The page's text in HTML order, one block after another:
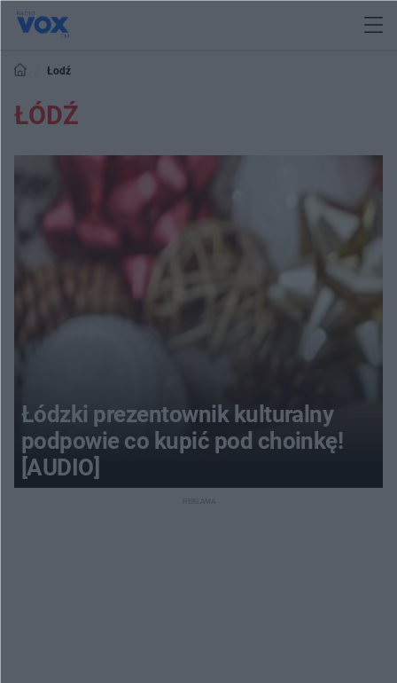
Łodź
ŁÓDŹ
Łódzki prezentownik kulturalny
podpowie co kupić pod choinkę!
[AUDIO]